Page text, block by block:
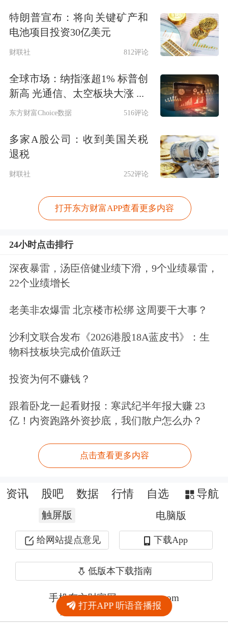
特朗普宣布：将向关键矿产和
电池项目投资30亿美元
财联社 812评论
全球市场：纳指涨超1% 标普创
新高 光通信、太空板块大涨 ...
东方财富Choice数据 516评论
多家A股公司：收到美国关税
退税
财联社 252评论
打开东方财富APP查看更多内容
24小时点击排行
深夜暴雷，汤臣倍健业绩下滑，9个业绩暴雷，
22个业绩增长
老美非农爆雷 北京楼市松绑 这周要干大事？
沙利文联合发布《2026港股18A蓝皮书》：生
物科技板块完成价值跃迁
投资为何不赚钱？
跟着卧龙一起看财报：寒武纪半年报大赚 23
亿！内资跑路外资抄底，我们散户怎么办？
点击查看更多内容
打开APP 听语音播报
资讯 股吧 数据 行情 自选 导航
触屏版 电脑版
给网站提点意见 下载App
低版本下载指南
手机东方财富网 eastmoney.com
网站备案号:沪ICP备05006054号-11